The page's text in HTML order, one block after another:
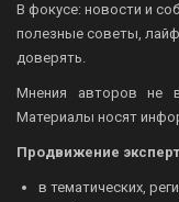
В фокусе: новости и
полезные советы,
доверять.
Мнения авторов не
Материалы носят
Продвижение
в тематических,